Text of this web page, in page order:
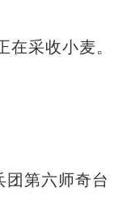
采收小麦。
团第六师奇台